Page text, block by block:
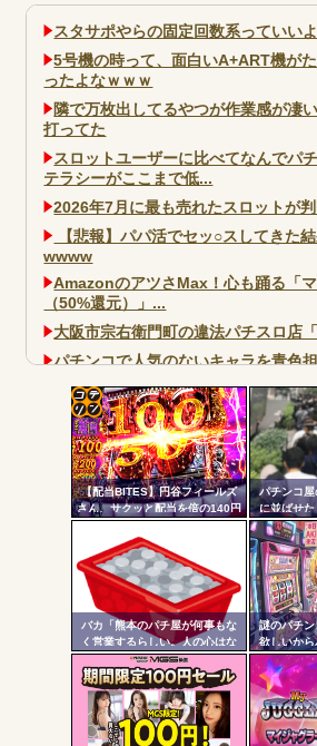
スタサポやらの固定回数系っていい
5号機の時って、面白いA+ART機が
ったよなｗｗｗ
隣で万枚出してるやつが作業感が凄
打ってた
スロットユーザーに比べてなんでパ
テラシーがここまで低...
2026年7月に最も売れたスロットが判
【悲報】パパ活でセッ○スしてきた
wwww
AmazonのアツさMax！心も踊る「
（50%還元）」...
大阪市宗右衛門町の違法パチスロ店
パチンコで人気のないキャラを青色
ワイ、パチンコ屋店員の目の前で会
「今までありがとう」と...
無職のパチンコカス(22)なんやが、
ヤバいか教えて？...
AngelBeats!とかいうクソアニメの
Powered by livedoor 相互RSS
【配当BITES】円谷フィールズ
さん、サクッと配当を倍の140円
に爆上げ。ストップ高へ【株価
飛行隊】
パチンコ
に並ばせ
これガ
バカ「熊本のパチ屋が何事もな
く営業するらしい。人の心はな
いのか」←なんでも自粛させた
がるヤツって害悪だよな
謎のパチ
欲しいか
ォローし
て来ない
何回もフ
が
コテ
リン
- 固
ンク
自動
更新
ツー
ル